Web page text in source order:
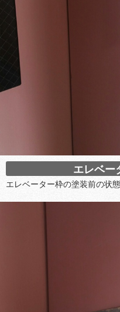
エレベー
エレベーター枠の塗装前の状態